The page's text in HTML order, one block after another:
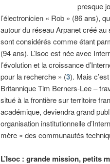
presque
l’électronicien « Rob » (86 ans),
autour du réseau Arpanet créé
sont considérés comme étant
(94 ans). L’Isoc est née avec
l’évolution et la croissance
pour la recherche » (3). Mais
Britannique Tim Berners-Lee –
situé à la frontière sur territoire
académique, deviendra grand
organisation institutionnelle
mère » des communautés
L’Isoc : grande mission, petits